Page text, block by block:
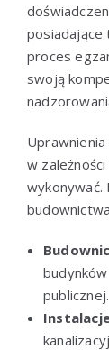
posiadające
proces
swoją
w
wykonywać.
publicznej.